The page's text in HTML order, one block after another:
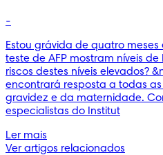
-
Estou grávida de quatro
teste de AFP mostram níveis
riscos destes níveis elevados?
encontrará resposta a todas
gravidez e da maternidade.
especialistas do Institut
Ler mais
Ver artigos relacionados